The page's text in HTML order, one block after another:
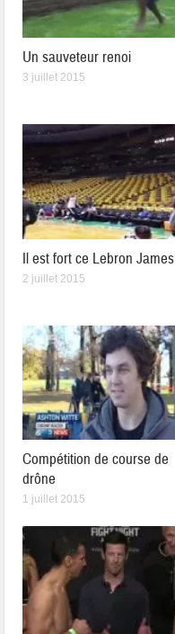
Un sauveteur renoi
3 juillet 2015
Il est fort ce Lebron James
2 juillet 2015
Compétition de course de
drône
1 juillet 2015